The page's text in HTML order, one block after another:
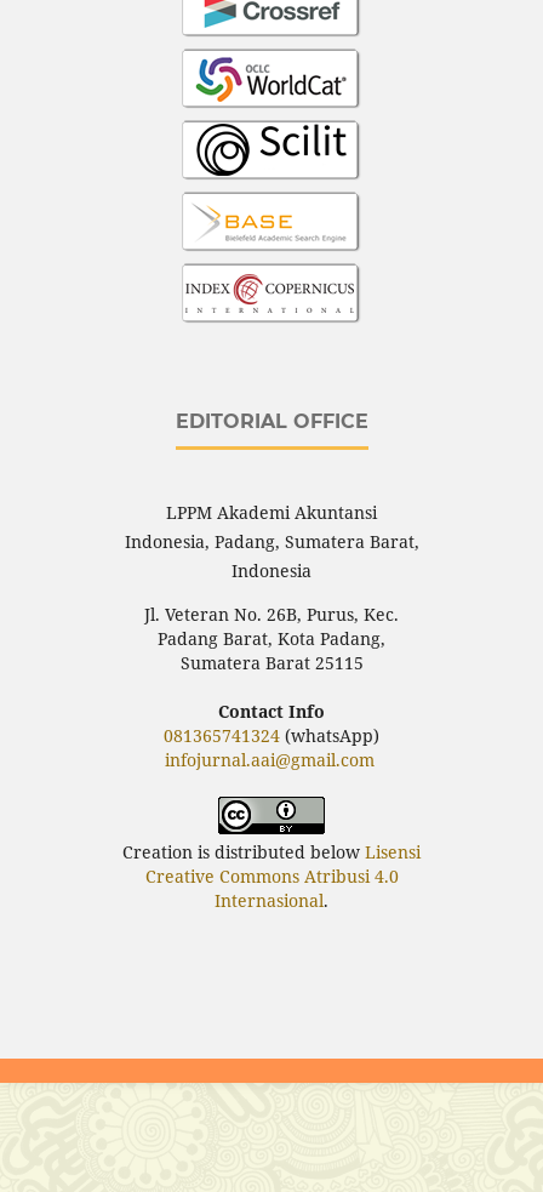
EDITORIAL OFFICE
LPPM Akademi Akuntansi
Indonesia, Padang, Sumatera Barat,
Indonesia
Jl. Veteran No. 26B, Purus, Kec.
Padang Barat, Kota Padang,
Sumatera Barat 25115
Contact Info
081365741324 (whatsApp)
infojurnal.aai@gmail.com
Creation is distributed below Lisensi
Creative Commons Atribusi 4.0
Internasional.